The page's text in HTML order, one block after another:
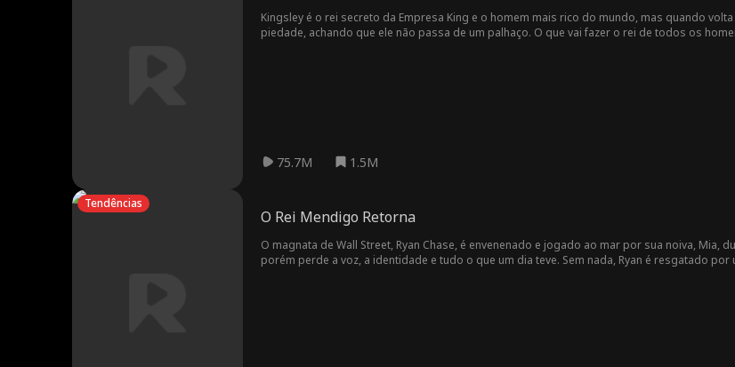
Kingsley é o rei secreto da Empresa King e o homem mais rico do mundo, mas quando
piedade, achando que ele não passa de um palhaço. O que vai fazer o rei de todos os
75.7M 1.5M
Tendências
O Rei Mendigo Retorna
O magnata de Wall Street, Ryan Chase, é envenenado e jogado ao mar por sua noiva, Mia,
porém perde a voz, a identidade e tudo o que um dia teve. Sem nada, Ryan é resgatado